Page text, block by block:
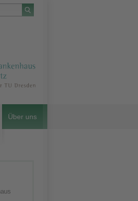
Über uns